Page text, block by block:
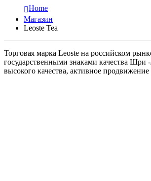
Home
Магазин
Leoste Tea
Торговая марка Leoste на российском
государственными знаками качества Шри
высокого качества, активное